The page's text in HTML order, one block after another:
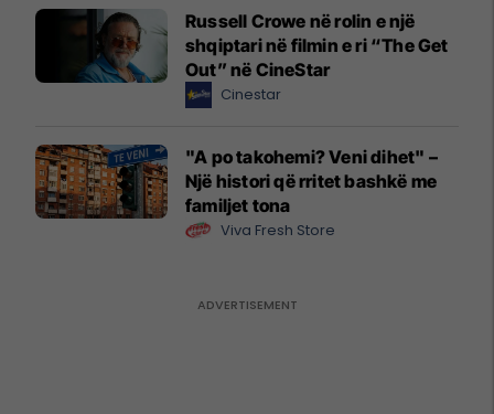
Russell Crowe në rolin e një
shqiptari në filmin e ri “The Get
Out” në CineStar
Cinestar
"A po takohemi? Veni dihet" –
Një histori që rritet bashkë me
familjet tona
Viva Fresh Store